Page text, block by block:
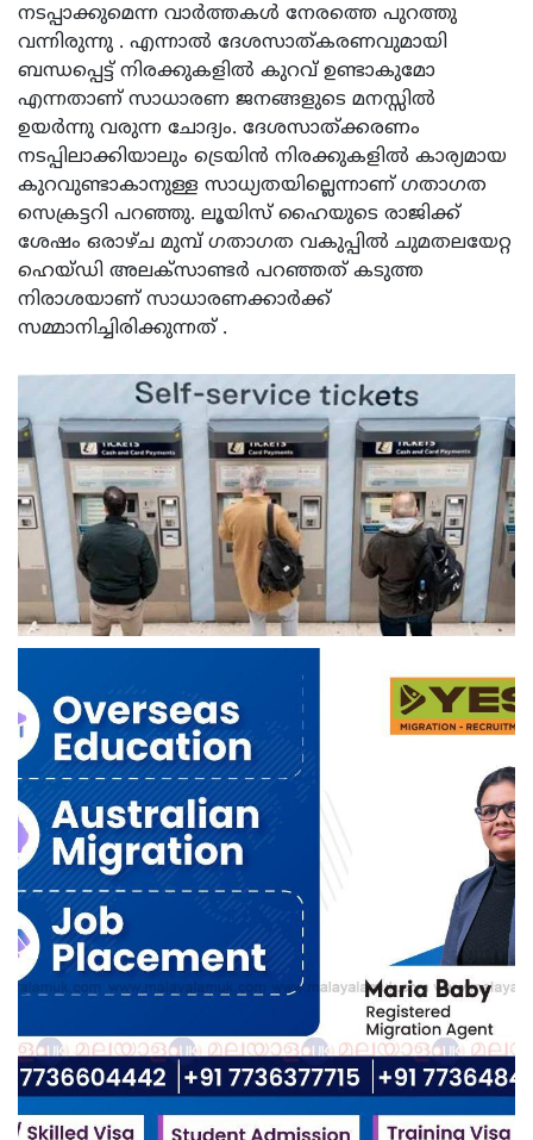
നടപ്പാക്കുമെന്ന വാർത്തകൾ നേരത്തെ പുറത്തു
വന്നിരുന്നു . എന്നാൽ ദേശസാത്കരണവുമായി
ബന്ധപ്പെട്ട് നിരക്കുകളിൽ കുറവ് ഉണ്ടാകുമോ
എന്നതാണ് സാധാരണ ജനങ്ങളുടെ മനസ്സിൽ
ഉയർന്നു വരുന്ന ചോദ്യം. ദേശസാത്ക്കരണം
നടപ്പിലാക്കിയാലും ട്രെയിൻ നിരക്കുകളിൽ കാര്യമായ
കുറവുണ്ടാകാനുള്ള സാധ്യതയില്ലെന്നാണ് ഗതാഗത
സെക്രട്ടറി പറഞ്ഞു. ലൂയിസ് ഹൈയുടെ രാജിക്ക്
ശേഷം ഒരാഴ്ച മുമ്പ് ഗതാഗത വകുപ്പിൽ ചുമതലയേറ്റ
ഹെയ്ഡി അലക്സാണ്ടർ പറഞ്ഞത് കടുത്ത
നിരാശയാണ് സാധാരണക്കാർക്ക്
സമ്മാനിച്ചിരിക്കുന്നത് .